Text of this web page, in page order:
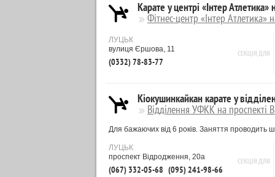
Карате у центрі «Інтер
Фітнес-центр «Інтер Атлетика»
ЛУЦЬК
вулиця Єршова, 11
(0332) 78-83-77
СЕКЦІЯ ДЛЯ
Кіокушинкайкан карате у
Відділення УФКК на проспекті
Для бажаючих від 6 років. Заняття проводить
ЛУЦЬК
проспект Відродження, 20а
(067) 332-05-68 (095) 241-98-66
СЕКЦІЯ ДЛЯ